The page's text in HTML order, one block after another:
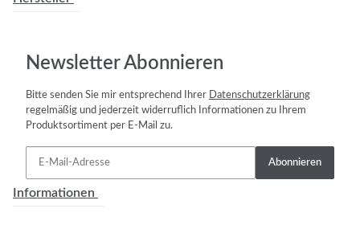
Newsletter Abonnieren
Bitte senden Sie mir entsprechend Ihrer Datenschutzerklärung
regelmäßig und jederzeit widerruflich Informationen zu Ihrem
Produktsortiment per E-Mail zu.
Abonnieren
Informationen